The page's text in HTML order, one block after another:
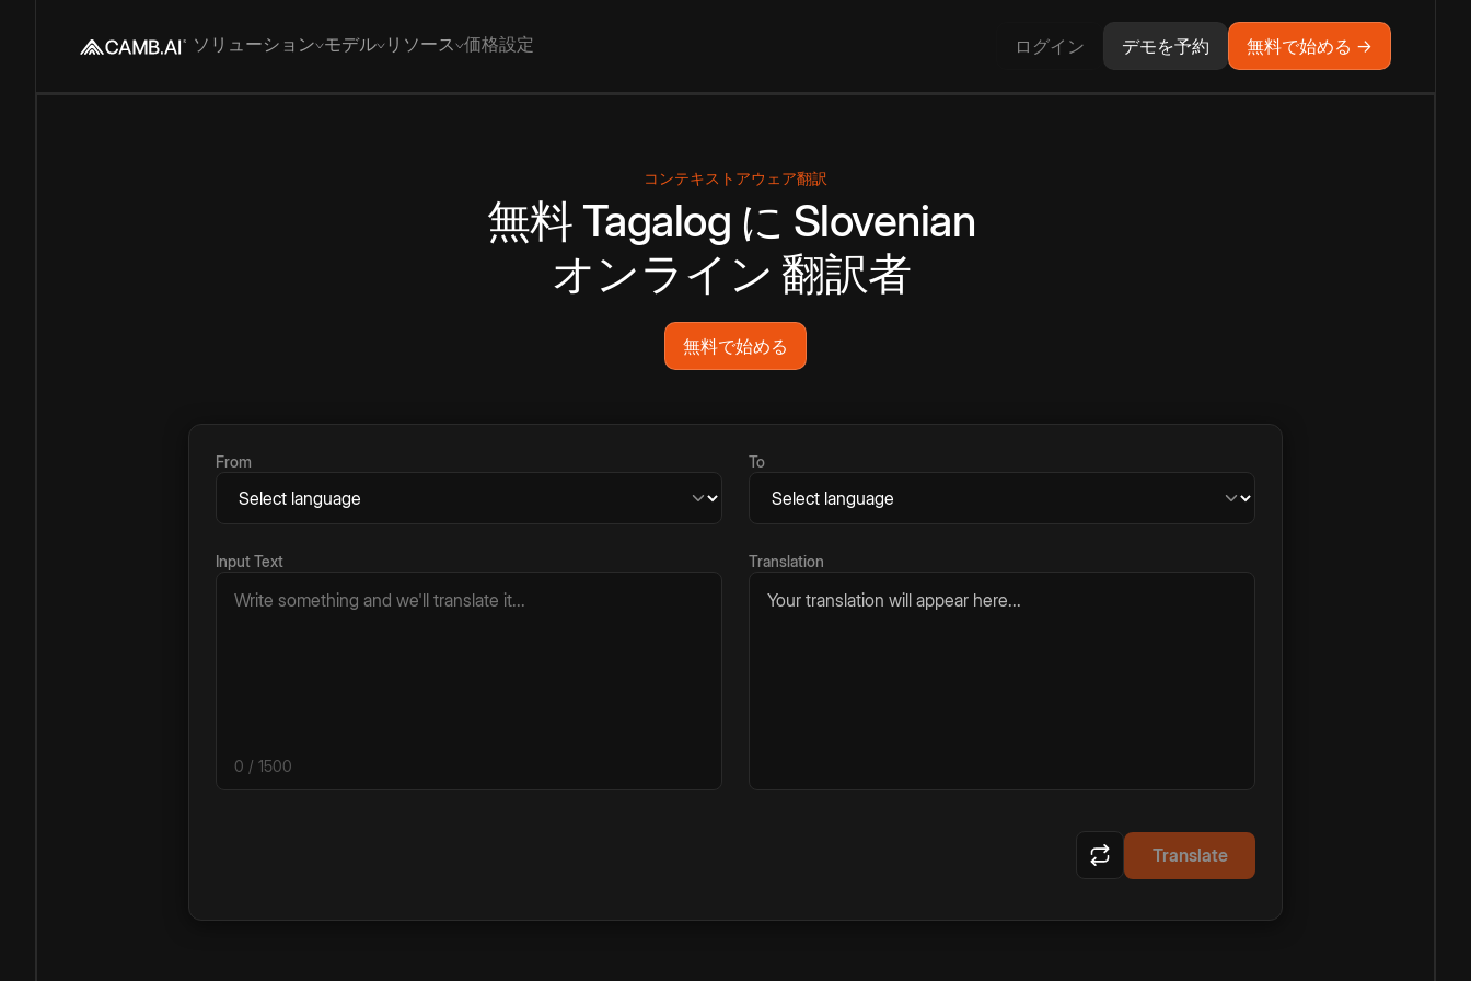
ソリューション モデル リソース 価格設定 ログイン デモを予約 無料で始める →
コンテキストアウェア翻訳
無料 Tagalog に Slovenian
オンライン 翻訳者
無料で始める
From To
Input Text
0 / 1500
Translation
Your translation will appear here...
Translate